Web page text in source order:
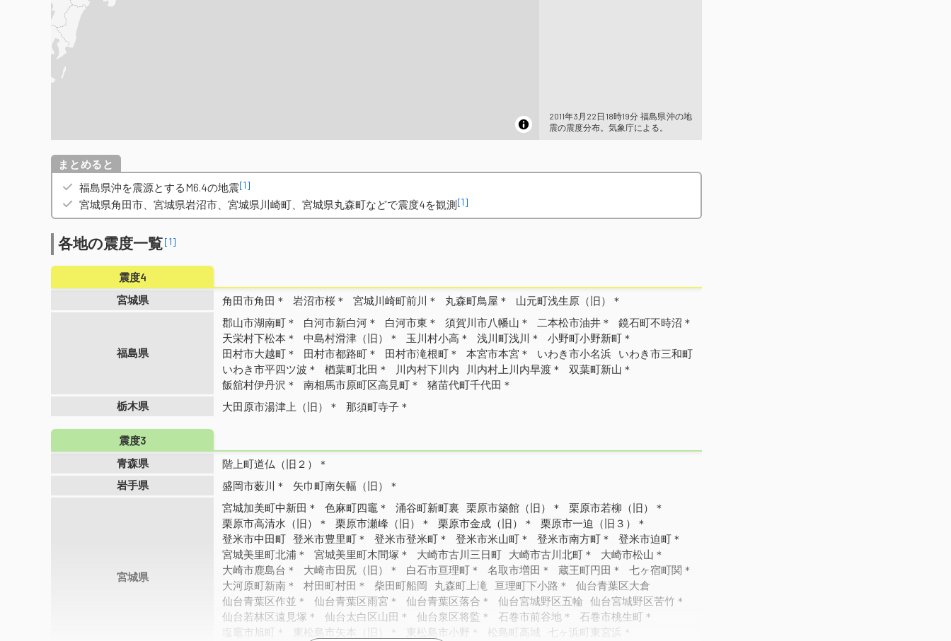
2011年3月22日18時19分 福島県沖の地
震の震度分布。気象庁による。
概要
福島県沖を震源とするM6.4の地震[1]
宮城県角田市、宮城県岩沼市、宮城県川崎町、宮城県丸森町などで震度4を観測[1]
各地の震度一覧[1]
震度4
宮城県
角田市角田＊ 岩沼市桜＊ 宮城川崎町前川＊ 丸森町鳥屋＊ 山元町浅生原（旧）＊
福島県
郡山市湖南町＊ 白河市新白河＊ 白河市東＊ 須賀川市八幡山＊ 二本松市油井＊
鏡石町不時沼＊
天栄村下松本＊
中島村滑津（旧）＊ 玉川村小高＊ 浅川町浅川＊
小野町小野新町＊
田村市大越町＊
田村市都路町＊ 田村市滝根町＊ 本宮市本宮＊ いわき市小名浜
いわき市三和町
いわき市平四ツ波＊
楢葉町北田＊ 川内村下川内 川内村上川内早渡＊
双葉町新山＊
飯舘村伊丹沢＊
南相馬市原町区高見町＊
猪苗代町千代田＊
栃木県
大田原市湯津上（旧）＊ 那須町寺子＊
震度3
青森県
階上町道仏（旧２）＊
岩手県
盛岡市薮川＊ 矢巾町南矢幅（旧）＊
宮城県
宮城加美町中新田＊ 色麻町四竈＊ 涌谷町新町裏 栗原市築館（旧）＊
栗原市若柳（旧）＊
栗原市高清水（旧）＊
栗原市瀬峰（旧）＊ 栗原市金成（旧）＊
栗原市一迫（旧３）＊
登米市中田町 登米市豊里町＊ 登米市登米町＊ 登米市米山町＊ 登米市南方町＊
登米市迫町＊
宮城美里町北浦＊
宮城美里町木間塚＊ 大崎市古川三日町 大崎市古川北町＊
大崎市松山＊
大崎市鹿島台＊
大崎市田尻（旧）＊ 白石市亘理町＊ 名取市増田＊ 蔵王町円田＊
七ヶ宿町関＊
大河原町新南＊
村田町村田＊ 柴田町船岡 丸森町上滝 亘理町下小路＊
仙台青葉区大倉
仙台青葉区作並＊
仙台青葉区雨宮＊ 仙台青葉区落合＊ 仙台宮城野区五輪
仙台宮城野区苦竹＊
仙台若林区遠見塚＊
仙台太白区山田＊ 仙台泉区将監＊ 石巻市前谷地＊
石巻市桃生町＊
塩竈市旭町＊
東松島市矢本（旧）＊ 東松島市小野＊ 松島町高城 七ヶ浜町東宮浜＊